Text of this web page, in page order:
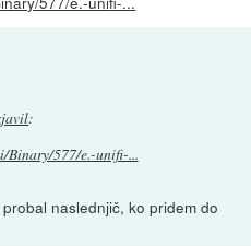
:
Binary/577/e.-unifi-...
naslednjič, ko pridem do